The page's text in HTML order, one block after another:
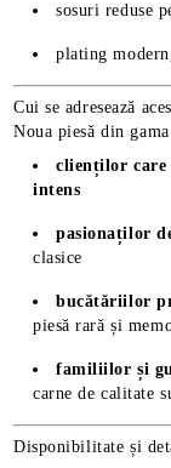
sosuri reduse
plating
Cui se adresează
Noua piesă din
clienților care
intens
pasionaților
clasice
bucătăriilor
piesă rară și
familiilor și
carne de calitate
Disponibilitate și